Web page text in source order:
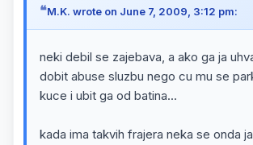
M.K. wrote on June 7, 2009, 3:12 pm:
neki debil se zajebava, a ako ga ja
dobit abuse sluzbu nego cu mu se
kuce i ubit ga od batina...
kada ima takvih frajera neka se onda